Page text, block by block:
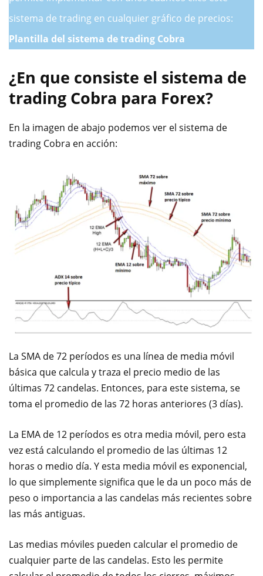
sistema de trading en cualquier gráfico de precios:
Plantilla del sistema de trading Cobra
¿En que consiste el sistema de
trading Cobra para Forex?
En la imagen de abajo podemos ver el sistema de
trading Cobra en acción:
La SMA de 72 períodos es una línea de media móvil
básica que calcula y traza el precio medio de las
últimas 72 candelas. Entonces, para este sistema, se
toma el promedio de las 72 horas anteriores (3 días).
La EMA de 12 períodos es otra media móvil, pero esta
vez está calculando el promedio de las últimas 12
horas o medio día. Y esta media móvil es exponencial,
lo que simplemente significa que le da un poco más de
peso o importancia a las candelas más recientes sobre
las más antiguas.
Las medias móviles pueden calcular el promedio de
cualquier parte de las candelas. Esto les permite